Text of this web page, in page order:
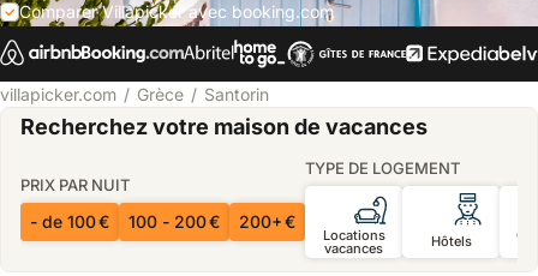
Comparer Villapicker avec booking.com
villapicker.com Grèce Santorin
Recherchez votre maison de vacances
PRIX PAR NUIT
- de 100 € 100 - 200 € 200+ €
TYPE DE LOGEMENT
Locations
vacances Hôtels